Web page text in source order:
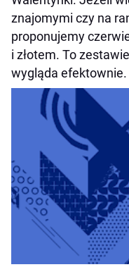
znajomymi czy na
proponujemy
i złotem. To
wygląda efektownie.